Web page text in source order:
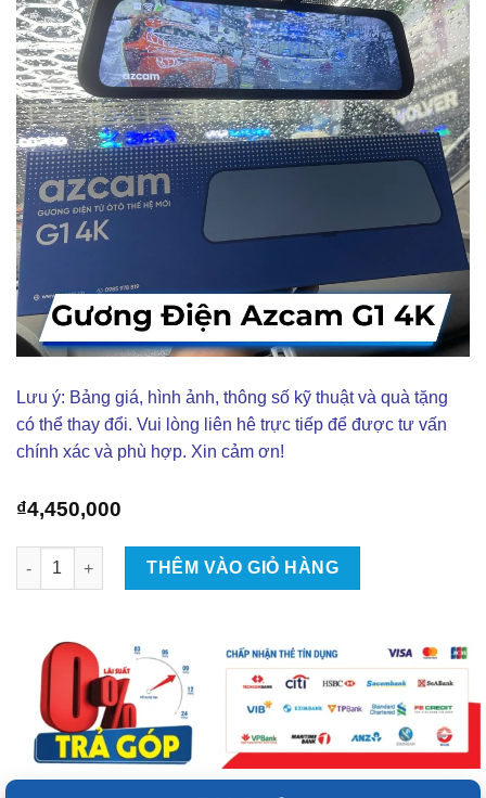
Lưu ý: Bảng giá, hình ảnh, thông số kỹ thuật và quà tặng
có thể thay đổi. Vui lòng liên hê trực tiếp để được tư vấn
chính xác và phù hợp. Xin cảm ơn!
₫4,450,000
Gương điện tử Azcam G1 4K cho Mercedes A150 số lượng
THÊM VÀO GIỎ HÀNG